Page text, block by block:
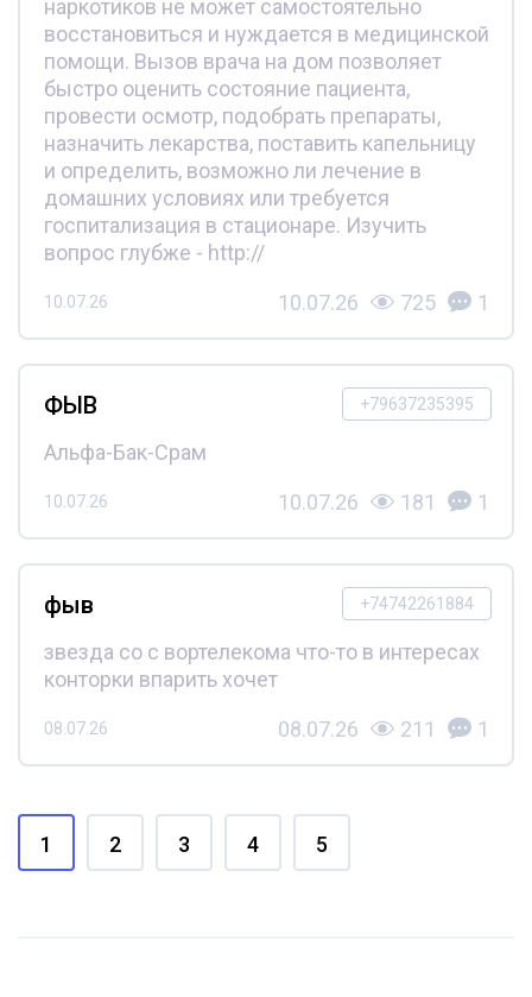
наркотиков не может самостоятельно
восстановиться и нуждается в медицинской
помощи. Вызов врача на дом позволяет
быстро оценить состояние пациента,
провести осмотр, подобрать препараты,
назначить лекарства, поставить капельницу
и определить, возможно ли лечение в
домашних условиях или требуется
госпитализация в стационаре. Изучить
вопрос глубже - http://
10.07.26 10.07.26 725 1
+79637235395
ФЫВ
Альфа-Бак-Срам
10.07.26 10.07.26 181 1
+74742261884
фыв
звезда со с вортелекома что-то в интересах
конторки впарить хочет
08.07.26 08.07.26 211 1
1 2 3 4 5